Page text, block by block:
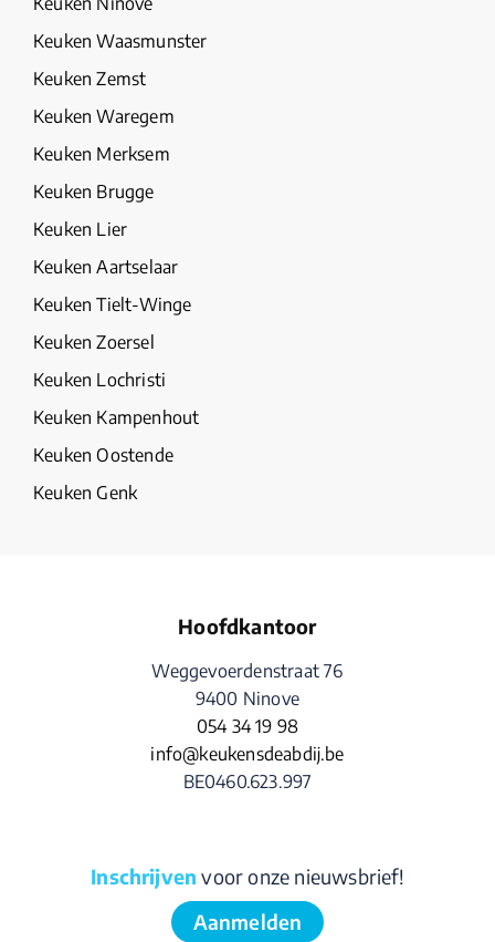
Keuken Waasmunster
Keuken Zemst
Keuken Waregem
Keuken Merksem
Keuken Brugge
Keuken Lier
Keuken Aartselaar
Keuken Tielt-Winge
Keuken Zoersel
Keuken Lochristi
Keuken Kampenhout
Keuken Oostende
Keuken Genk
Inschrijven voor onze nieuwsbrief!
Aanmelden
Hoofdkantoor
Weggevoerdenstraat 76
9400 Ninove
054 34 19 98
info@keukensdeabdij.be
BE0460.623.997